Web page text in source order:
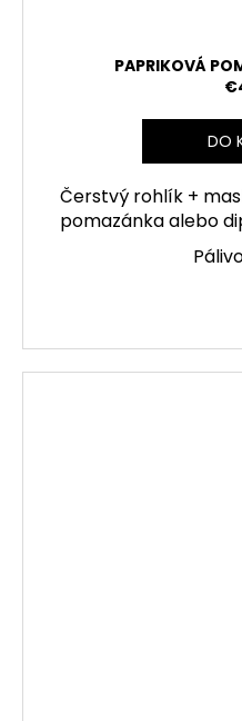
PAPRIKOVÁ
DO
Čerstvý rohlík +
pomazánka alebo